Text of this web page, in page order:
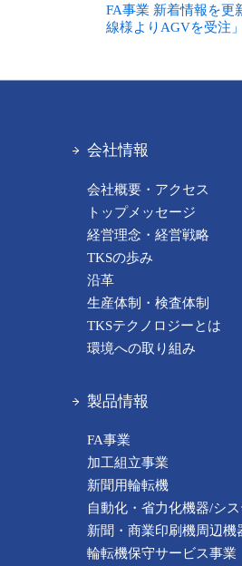
FA事業 新着情報を更
線様よりAGVを受注」
会社情報
会社概要・アクセス
トップメッセージ
経営理念・経営戦略
TKSの歩み
沿革
生産体制・検査体制
TKSテクノロジーとは
環境への取り組み
製品情報
FA事業
加工組立事業
新聞用輪転機
自動化・省力化機器/シス
新聞・商業印刷機周辺機
輪転機保守サービス事業